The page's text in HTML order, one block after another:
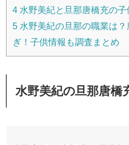
4 水野美紀と旦那唐橋充の子
5 水野美紀の旦那の職業は
ぎ！子供情報も調査まとめ
水野美紀の旦那唐橋